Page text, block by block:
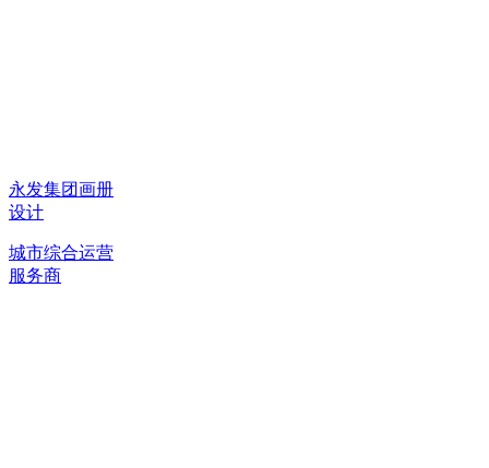
永发集团画册
设计
城市综合运营
服务商